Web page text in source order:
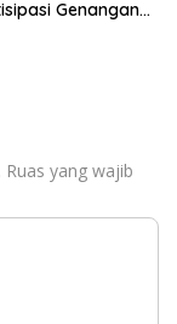
Genangan
Ruas yang wajib